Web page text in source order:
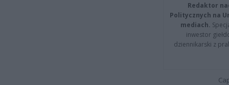
Redaktor
Politycznych na
mediach.
inwestor
dziennikarski z